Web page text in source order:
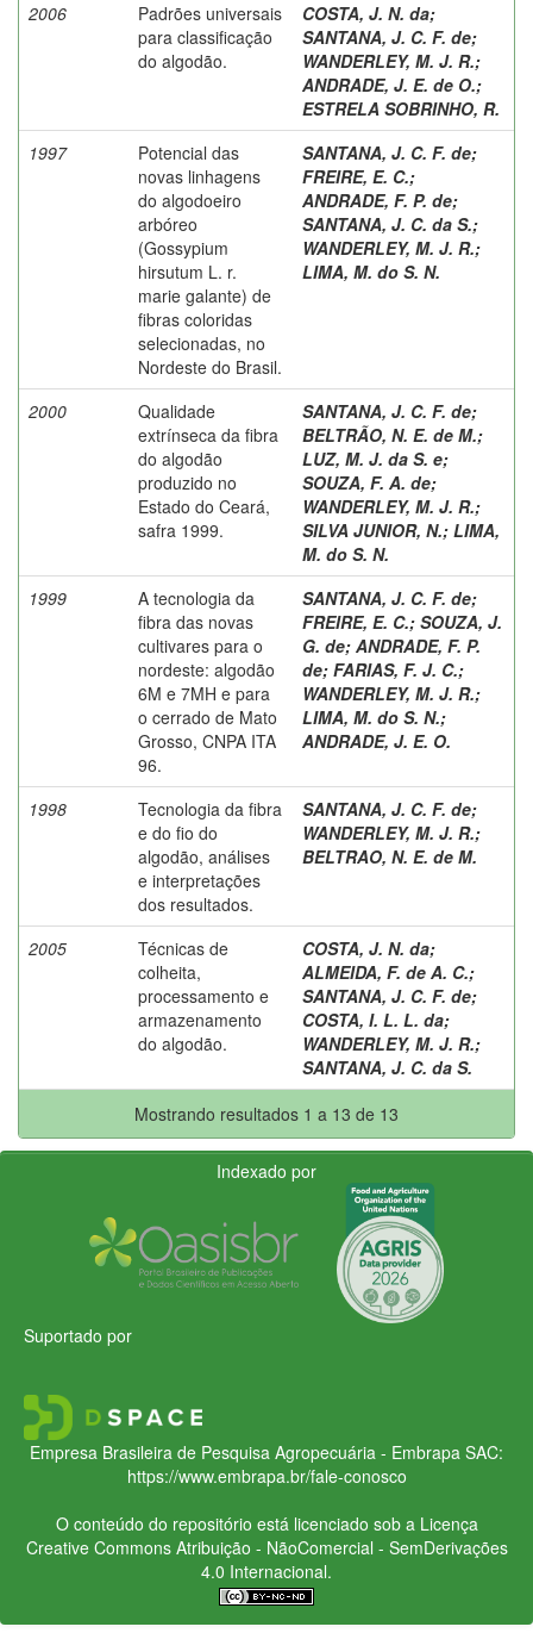
2006
Padrões universais
para classificação
do algodão.
COSTA, J. N. da;
SANTANA, J. C. F. de;
WANDERLEY, M. J. R.;
ANDRADE, J. E. de O.;
ESTRELA SOBRINHO, R.
1997
Potencial das
novas linhagens
do algodoeiro
arbóreo
(Gossypium
hirsutum L. r.
marie galante) de
fibras coloridas
selecionadas, no
Nordeste do Brasil.
SANTANA, J. C. F. de;
FREIRE, E. C.;
ANDRADE, F. P. de;
SANTANA, J. C. da S.;
WANDERLEY, M. J. R.;
LIMA, M. do S. N.
2000
Qualidade
extrínseca da fibra
do algodão
produzido no
Estado do Ceará,
safra 1999.
SANTANA, J. C. F. de;
BELTRÃO, N. E. de M.;
LUZ, M. J. da S. e;
SOUZA, F. A. de;
WANDERLEY, M. J. R.;
SILVA JUNIOR, N.; LIMA,
M. do S. N.
1999
A tecnologia da
fibra das novas
cultivares para o
nordeste: algodão
6M e 7MH e para
o cerrado de Mato
Grosso, CNPA ITA
96.
SANTANA, J. C. F. de;
FREIRE, E. C.; SOUZA, J.
G. de; ANDRADE, F. P.
de; FARIAS, F. J. C.;
WANDERLEY, M. J. R.;
LIMA, M. do S. N.;
ANDRADE, J. E. O.
1998
Tecnologia da fibra
e do fio do
algodão, análises
e interpretações
dos resultados.
SANTANA, J. C. F. de;
WANDERLEY, M. J. R.;
BELTRAO, N. E. de M.
2005
Técnicas de
colheita,
processamento e
armazenamento
do algodão.
COSTA, J. N. da;
ALMEIDA, F. de A. C.;
SANTANA, J. C. F. de;
COSTA, I. L. L. da;
WANDERLEY, M. J. R.;
SANTANA, J. C. da S.
Mostrando resultados 1 a 13 de 13
Indexado por
Suportado por
Empresa Brasileira de Pesquisa Agropecuária - Embrapa SAC:
https://www.embrapa.br/fale-conosco
O conteúdo do repositório está licenciado sob a Licença
Creative CommonsAtribuição - NãoComercial - SemDerivações
4.0 Internacional.